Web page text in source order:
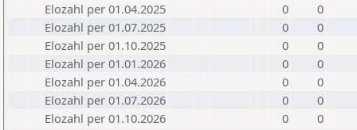
Elozahl per 01.04.2025
0
0
Elozahl per 01.07.2025
0
0
Elozahl per 01.10.2025
0
0
Elozahl per 01.01.2026
0
0
Elozahl per 01.04.2026
0
0
Elozahl per 01.07.2026
0
0
Elozahl per 01.10.2026
0 0